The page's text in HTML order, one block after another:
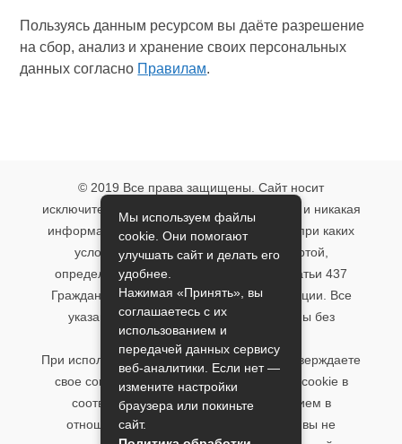
Пользуясь данным ресурсом вы даёте разрешение
на сбор, анализ и хранение своих персональных
данных согласно Правилам.
© 2019 Все права защищены. Сайт носит
исключительно информационный характер и никакая
информация, опубликованная на нём, ни при каких
условиях не является публичной офертой,
определяемой положениями пункта 2 статьи 437
Гражданского кодекса Российской Федерации. Все
указанные условия могут быть изменены без
предварительного уведомления.
При использовании данного сайта, вы подтверждаете
свое согласие на использование файлов cookie в
соответствии с настоящим уведомлением в
отношении данного типа файлов. Если вы не
Мы используем файлы
cookie. Они помогают
улучшать сайт и делать его
удобнее.
Нажимая «Принять», вы
соглашаетесь с их
использованием и
передачей данных сервису
веб-аналитики. Если нет —
измените настройки
браузера или покиньте
сайт.